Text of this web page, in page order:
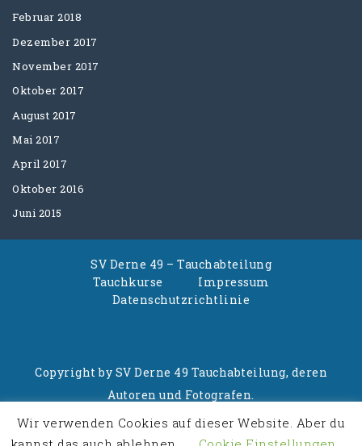
Februar 2018
Dezember 2017
November 2017
Oktober 2017
August 2017
Mai 2017
April 2017
Oktober 2016
Juni 2015
SV Derne 49 – Tauchabteilung
Tauchkurse
Impressum
Datenschutzrichtlinie
Copyright by SV Derne 49 Tauchabteilung, deren
Autoren und Fotografen.
Wir verwenden Cookies auf dieser Website. Aber du